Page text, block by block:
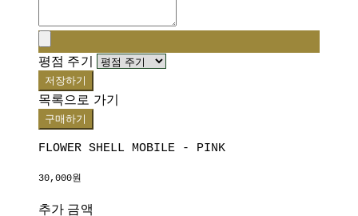
평점 주기
저장하기
목록으로 가기
구매하기
FLOWER SHELL MOBILE - PINK
30,000원
추가 금액